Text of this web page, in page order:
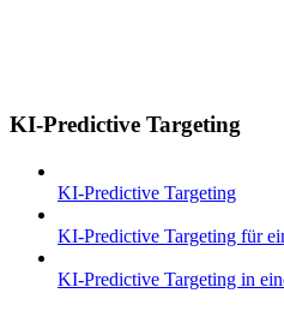
KI-Predictive Targeting
KI-Predictive Targeting
KI-Predictive Targeting für
KI-Predictive Targeting in